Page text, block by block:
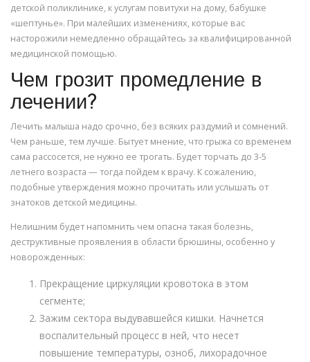
детской поликлинике, к услугам повитухи на дому, бабушке
«шептунье». При малейших изменениях, которые вас
насторожили немедленно обращайтесь за квалифицированной
медицинской помощью.
Чем грозит промедление в
лечении?
Лечить малыша надо срочно, без всяких раздумий и сомнений.
Чем раньше, тем лучше. Бытует мнение, что грыжа со временем
сама рассосется, не нужно ее трогать. Будет торчать до 3-5
летнего возраста — тогда пойдем к врачу. К сожалению,
подобные утверждения можно прочитать или услышать от
знатоков детской медицины.
Нелишним будет напомнить чем опасна такая болезнь,
деструктивные проявления в области брюшины, особенно у
новорожденных:
Прекращение циркуляции кровотока в этом
сегменте;
Зажим сектора выдувавшейся кишки. Начнется
воспалительный процесс в ней, что несет
повышение температуры, озноб, лихорадочное